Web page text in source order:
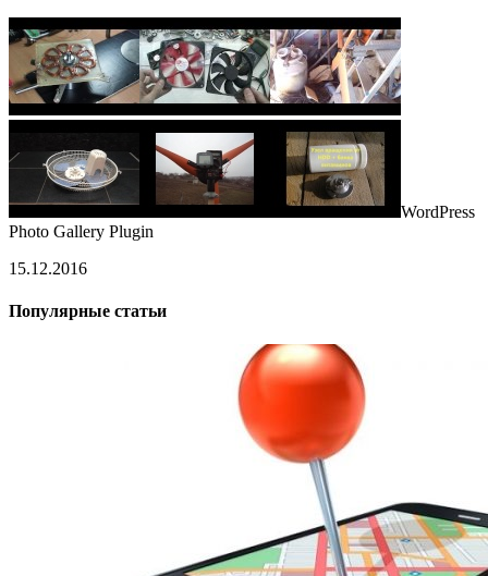
WordPress
Photo Gallery Plugin
15.12.2016
Популярные статьи